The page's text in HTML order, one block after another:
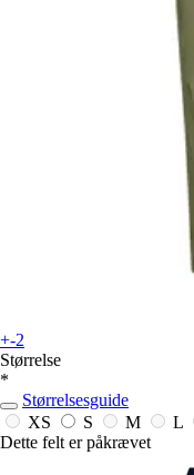
+-2
Størrelse
*
Størrelsesguide
XS
S M L
Dette felt er påkrævet